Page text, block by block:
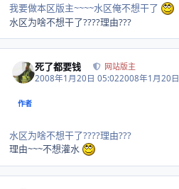
我要做本区版主~~~~水区俺不想干了
水区为啥不想干了????理由???
死了都要钱 网站版主
2008年1月20日 05:022008年1月20日
作者
水区为啥不想干了????理由???
理由~~~不想灌水